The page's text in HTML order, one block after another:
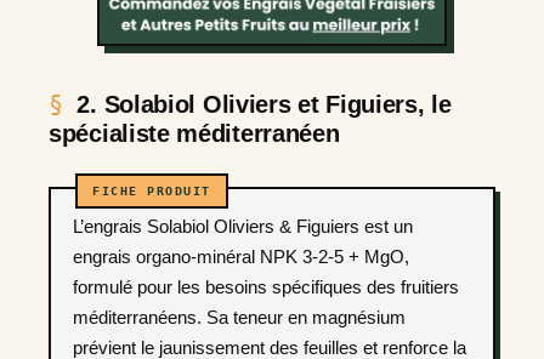
2. Solabiol Oliviers et Figuiers, le
spécialiste méditerranéen
L’engrais Solabiol Oliviers & Figuiers est un
engrais organo-minéral NPK 3-2-5 + MgO,
formulé pour les besoins spécifiques des fruitiers
méditerranéens. Sa teneur en magnésium
prévient le jaunissement des feuilles et renforce la